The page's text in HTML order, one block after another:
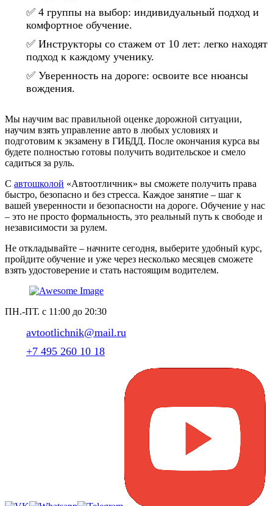
✅ 4 группы на выбор: индивидуальный подход и
комфортное обучение.
✅ Инструкторы со стажем от 10 лет: легко находят
подход к каждому ученику.
✅ Уверенность на дороге: освоите все нюансы
вождения.
Мы научим вас правильной оценке дорожной ситуации,
научим взять управление авто в любых условиях и
подготовим к экзамену в ГИБДД. После окончания курса вы
будете полностью готовы получить водительское и смело
садиться за руль.
С автошколой «Автоотличник» вы сможете получить права
быстро, безопасно и без стресса. Каждое занятие – шаг к
вашей уверенности и безопасности на дороге. Обучение у нас
– это не просто формальность, это реальный путь к свободе и
независимости за рулем.
Не откладывайте – начните сегодня, выберите удобный курс,
пройдите обучение и уже через несколько месяцев сможете
взять удостоверение и стать настоящим водителем.
ПН.-ПТ. с 11:00 до 20:30
avtootlichnik@mail.ru
+7 495 260 10 18